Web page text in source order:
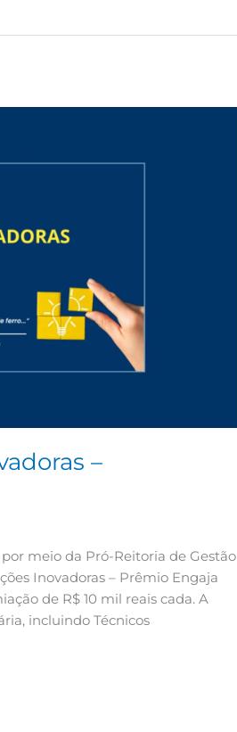
–
meio da Pró-Reitoria de Gestão
Inovadoras – Prêmio Engaja
de R$ 10 mil reais cada. A
incluindo Técnicos